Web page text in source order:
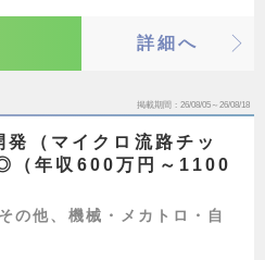
詳細へ
掲載期間 26/08/05～26/08/18
発（マイクロ流路チッ
（年収600万円～1100
の他、機械・メカトロ・自